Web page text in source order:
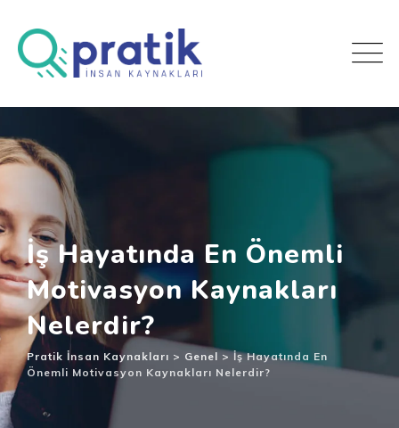
İş Hayatında En Önemli
Motivasyon Kaynakları
Nelerdir?
Pratik İnsan Kaynakları > Genel >İş Hayatında En
Önemli Motivasyon Kaynakları Nelerdir?